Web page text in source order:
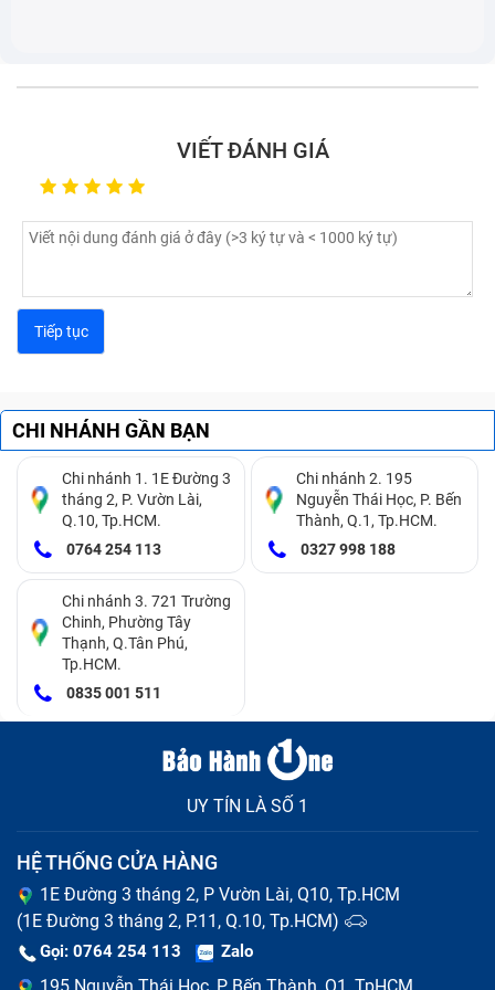
quá mạnh và quá nhiều sẽ khiến mặt kính bị trầy
Apple Watch Series 2 có khả năng chống nước sâu
50m đạt tiêu chuẩn ISO 22810:2010. Cho dù vậy thì
khi mặt kính đã bị vỡ thì nước sẽ gây chập mạch và
khiến màn hình bị hỏng. Lúc này bạn có thể cần phải
thay toàn bộ màn hình Apple Watch Series 2 nếu
Thay mặt kính hàng kém chất lượng hoặc hàng giả.
Thấm nước quá lâu có thể khiến mặt kính Apple Watch
Cách hạn chế gây hư hại mặt kính
Apple Watch Series 2
Tránh gây áp lực đè nén và tránh va đập mặt kính
VIẾT ĐÁNH GIÁ
CHI NHÁNH GẦN BẠN
Chi nhánh 1. 1E Đường 3
tháng 2, P. Vườn Lài,
Q.10, Tp.HCM.
0764 254 113
Chi nhánh 2. 195
Nguyễn Thái Học, P. Bến
Thành, Q.1, Tp.HCM.
0327 998 188
Chi nhánh 3. 721 Trường
Chinh, Phường Tây
Thạnh, Q.Tân Phú,
Tp.HCM.
0835 001 511
UY TÍN LÀ SỐ 1
HỆ THỐNG CỬA HÀNG
1E Đường 3 tháng 2, P Vườn Lài, Q10, Tp.HCM
(1E Đường 3 tháng 2, P.11, Q.10, Tp.HCM)
Gọi: 0764 254 113 Zalo